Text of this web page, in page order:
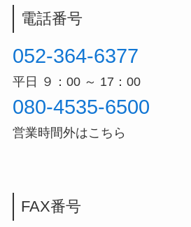
電話番号
052-364-6377
平日 ９：00 ～ 17：00
080-4535-6500
営業時間外はこちら
FAX番号